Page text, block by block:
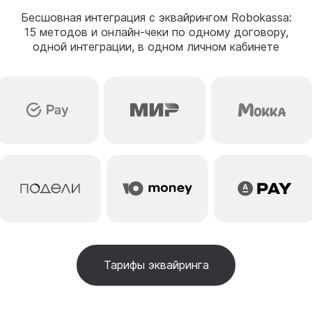
Бесшовная интеграция с эквайрингом Robokassa:
15 методов и онлайн-чеки по одному договору,
одной интеграции, в одном личном кабинете
Тарифы эквайринга